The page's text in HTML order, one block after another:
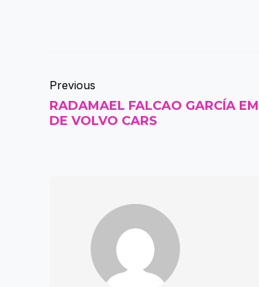
Previous
RADAMAEL FALCAO GARCÍA
DE VOLVO CARS